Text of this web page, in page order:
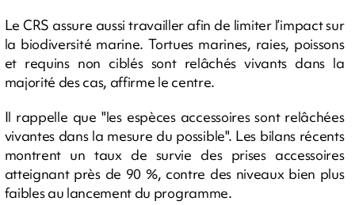
Le CRS assure aussi travailler afin de limiter l’impact sur
la biodiversité marine. Tortues marines, raies, poissons
et requins non ciblés sont relâchés vivants dans la
majorité des cas, affirme le centre.
Il rappelle que "les espèces accessoires sont relâchées
vivantes dans la mesure du possible". Les bilans récents
montrent un taux de survie des prises accessoires
atteignant près de 90 %, contre des niveaux bien plus
faibles au lancement du programme.